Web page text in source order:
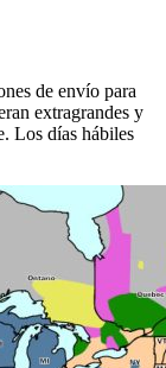
de envío para
extragrandes y
Los días hábiles